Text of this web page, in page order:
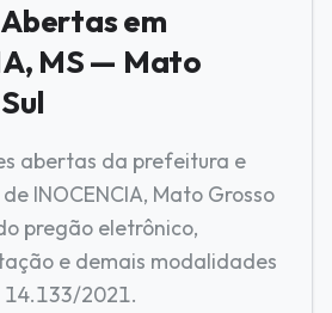
em
MS — Mato
abertas da prefeitura e
INOCENCIA, Mato Grosso
pregão eletrônico,
e demais modalidades
14.133/2021.